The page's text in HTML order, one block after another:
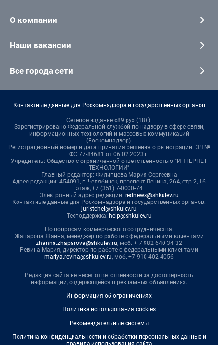
О компании
Наши вакансии
Все города сети
Контактные данные для Роскомнадзора и государственных органов
Сетевое издание «89.ру» (18+).
Зарегистрировано Федеральной службой по надзору в сфере связи,
информационных технологий и массовых коммуникаций
(Роскомнадзор).
Регистрационный номер и дата принятия решения о регистрации: ЭЛ №
ФС 77-84681 от 06.02.2023 г.
Учредитель: Общество с ограниченной ответственностью "ИНТЕРНЕТ
ТЕХНОЛОГИИ"
Главный редактор: Филипцева Мария Сергеевна
Адрес редакции: 454091, г. Челябинск, проспект Ленина, 26А, стр.2, 16
этаж, +7 (351) 7-0000-74
Электронный адрес редакции: rednews@shkulev.ru
Контактные данные для Роскомнадзора и государственных органов:
juristchel@shkulev.ru
Техподдержка: help@shkulev.ru
По вопросам коммерческого сотрудничества:
Жапарова Жанна, менеджер по работе с федеральными клиентами
zhanna.zhaparova@shkulev.ru, моб. + 7 982 640 34 32
Ревина Мария, директор по работе с федеральными клиентами
mariya.revina@shkulev.ru, моб. +7 910 402 4056
Редакция сайта не несет ответственности за достоверность
информации, содержащейся в рекламных объявлениях.
Информация об ограничениях
Политика использования cookies
Рекомендательные системы
Политика конфиденциальности и обработки персональных данных и
правила использования сайта